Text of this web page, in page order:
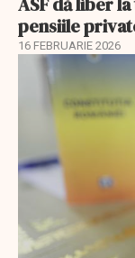
pensiile
16 FEBRUARIE 2026